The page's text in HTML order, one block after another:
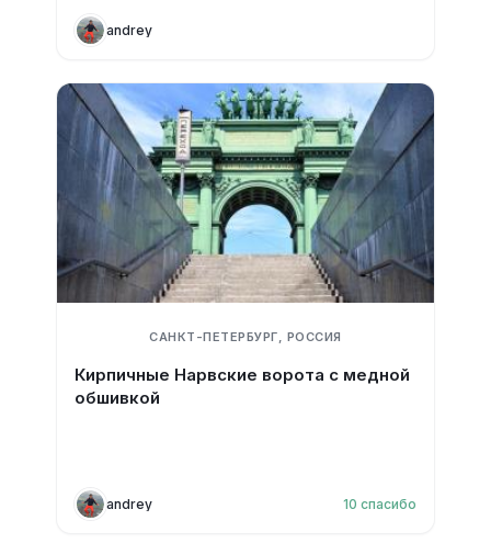
andrey
САНКТ-ПЕТЕРБУРГ, РОССИЯ
Кирпичные Нарвские ворота с медной
обшивкой
andrey 10 спасибо